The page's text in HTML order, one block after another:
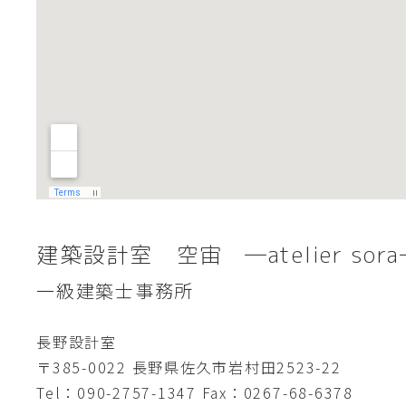
建築設計室 空宙 ―atelier
一級建築士事務所
長野設計室
〒385-0022 長野県佐久市岩村田2523-22
Tel：090-2757-1347 Fax：0267-68-6378